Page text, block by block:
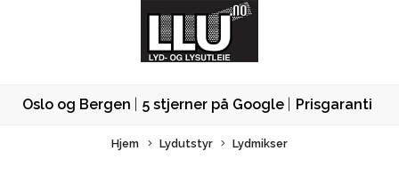
Oslo og Bergen 5 stjerner på Google Prisgaranti
Hjem Lydutstyr Lydmikser